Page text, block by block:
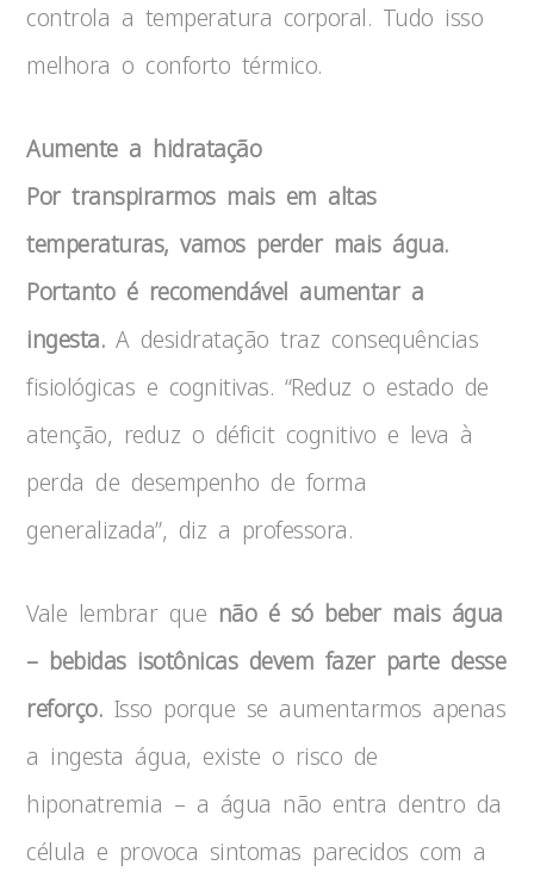
controla a temperatura corporal. Tudo isso
melhora o conforto térmico.
Aumente a hidratação
Por transpirarmos mais em altas
temperaturas, vamos perder mais água.
Portanto é recomendável aumentar a
ingesta.A desidratação traz consequências
fisiológicas e cognitivas. “Reduz o estado de
atenção, reduz o déficit cognitivo e leva à
perda de desempenho de forma
generalizada”, diz a professora.
Vale lembrar que não é só beber mais água
– bebidas isotônicas devem fazer parte desse
reforço.Isso porque se aumentarmos apenas
a ingesta água, existe o risco de
hiponatremia – a água não entra dentro da
célula e provoca sintomas parecidos com a